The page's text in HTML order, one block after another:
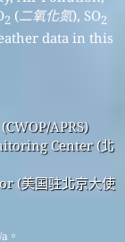
2 (二氧化氮), SO2
data in this
APRS)
Center (北
(美国驻北京大使
。